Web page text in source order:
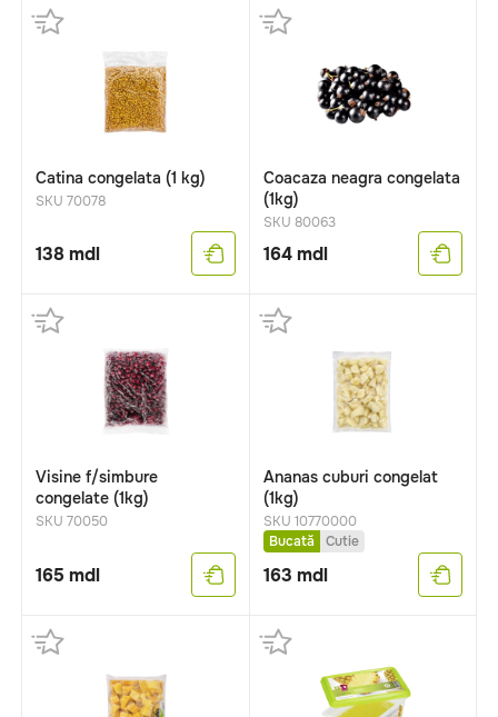
Catina congelata (1 kg)
SKU 70078
138mdl
Coacaza neagra congelata
(1kg)
SKU 80063
164mdl
Visine f/simbure
congelate (1kg)
SKU 70050
165 mdl
Ananas cuburi congelat
(1kg)
SKU 10770000
Bucată
Cutie
163 mdl